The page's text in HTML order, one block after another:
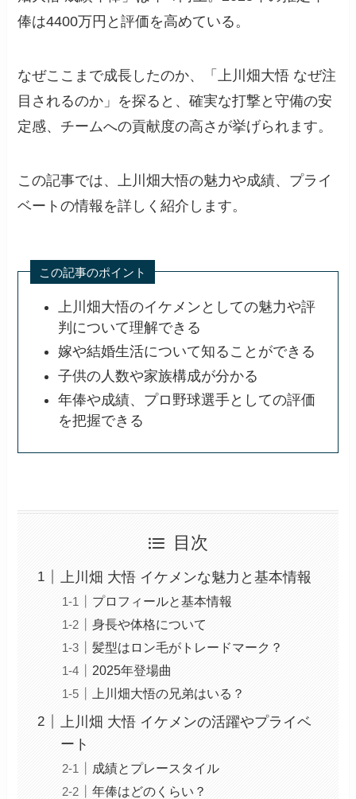
俸は4400万円と評価を高めている。
なぜここまで成長したのか、「上川畑大悟 なぜ注
目されるのか」を探ると、確実な打撃と守備の安
定感、チームへの貢献度の高さが挙げられます。
この記事では、上川畑大悟の魅力や成績、プライ
ベートの情報を詳しく紹介します。
この記事のポイント
上川畑大悟のイケメンとしての魅力や評
判について理解できる
嫁や結婚生活について知ることができる
子供の人数や家族構成が分かる
年俸や成績、プロ野球選手としての評価
を把握できる
目次
上川畑 大悟 イケメンな魅力と基本情報
プロフィールと基本情報
身長や体格について
髪型はロン毛がトレードマーク？
2025年登場曲
上川畑大悟の兄弟はいる？
上川畑 大悟 イケメンの活躍やプライベ
ート
成績とプレースタイル
年俸はどのくらい？